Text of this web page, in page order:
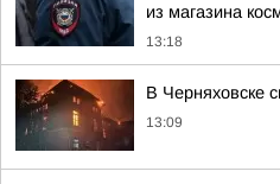
из магазина
13:18
В Черняховске
13:09